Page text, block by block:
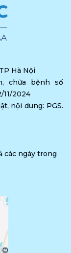
Hà Nội
chữa bệnh số
11/2024
nội dung: PGS.
các ngày trong